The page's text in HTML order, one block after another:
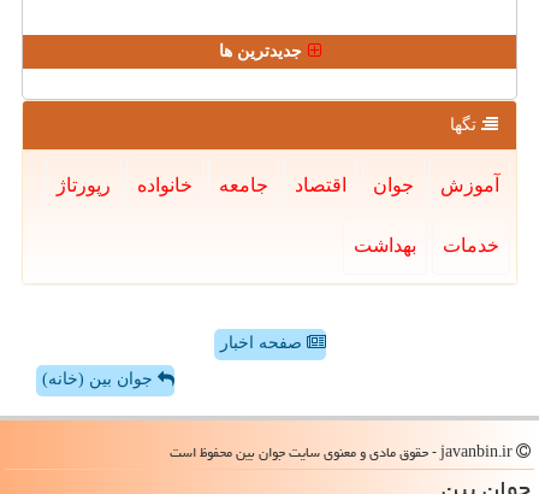
جدیدترین ها
تگها
آموزش جوان اقتصاد جامعه خانواده رپورتاژ
خدمات بهداشت
صفحه اخبار
جوان بین (خانه)